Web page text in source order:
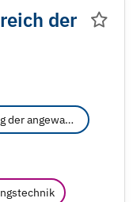
der
Fraunhofer-Gesellschaft zur Förderung der angewandten Forschung e.V.